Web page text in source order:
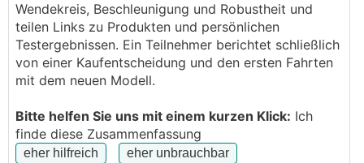
Danke für eure Hilfe!
Wendekreis, Beschleunigung und Robustheit und
teilen Links zu Produkten und persönlichen
Testergebnissen. Ein Teilnehmer berichtet schließlich
von einer Kaufentscheidung und den ersten Fahrten
mit dem neuen Modell.
Bitte helfen Sie uns mit einem kurzen Klick: Ich
finde diese Zusammenfassung